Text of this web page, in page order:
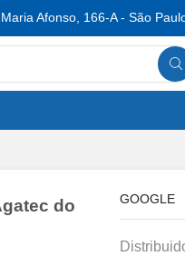
Afonso, 166-A - São
do
GOOGLE